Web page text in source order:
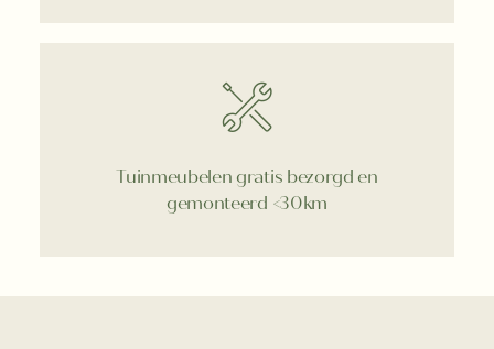
Tuinmeubelen gratis bezorgd en
gemonteerd <30km